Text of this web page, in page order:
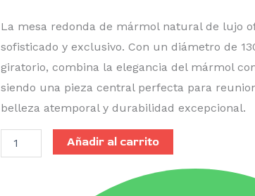
La mesa redonda de mármol natural de lujo
sofisticado y exclusivo. Con un diámetro de
giratorio, combina la elegancia del mármol
siendo una pieza central perfecta para
belleza atemporal y durabilidad excepcional.
Añadir al carrito